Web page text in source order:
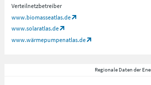
Verteilnetzbetreiber
www.biomasseatlas.de
www.solaratlas.de
www.wärmepumpenatlas.de
Regionale Daten der